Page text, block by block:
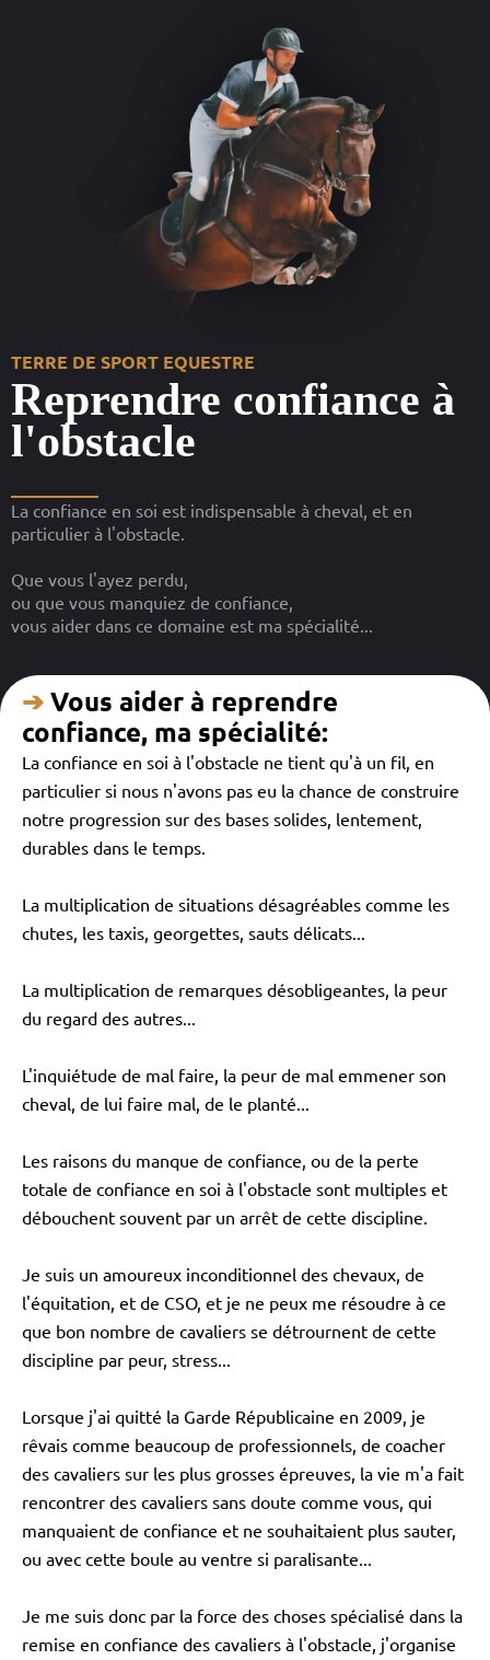
TERRE DE SPORT EQUESTRE
Reprendre confiance à
l'obstacle
La confiance en soi est indispensable à cheval, et en
particulier à l'obstacle.
Que vous l'ayez perdu,
ou que vous manquiez de confiance,
vous aider dans ce domaine est ma spécialité...
➔Vous aider à reprendre
confiance, ma spécialité:
La confiance en soi à l'obstacle ne tient qu'à un fil, en
particulier si nous n'avons pas eu la chance de construire
notre progression sur des bases solides, lentement,
durables dans le temps.
La multiplication de situations désagréables comme les
chutes, les taxis, georgettes, sauts délicats...
La multiplication de remarques désobligeantes, la peur
du regard des autres...
L'inquiétude de mal faire, la peur de mal emmener son
cheval, de lui faire mal, de le planté...
Les raisons du manque de confiance, ou de la perte
totale de confiance en soi à l'obstacle sont multiples et
débouchent souvent par un arrêt de cette discipline.
Je suis un amoureux inconditionnel des chevaux, de
l'équitation, et de CSO, et je ne peux me résoudre à ce
que bon nombre de cavaliers se détrournent de cette
discipline par peur, stress...
Lorsque j'ai quitté la Garde Républicaine en 2009, je
rêvais comme beaucoup de professionnels, de coacher
des cavaliers sur les plus grosses épreuves, la vie m'a fait
rencontrer des cavaliers sans doute comme vous, qui
manquaient de confiance et ne souhaitaient plus sauter,
ou avec cette boule au ventre si paralisante...
Je me suis donc par la force des choses spécialisé dans la
remise en confiance des cavaliers à l'obstacle, j'organise